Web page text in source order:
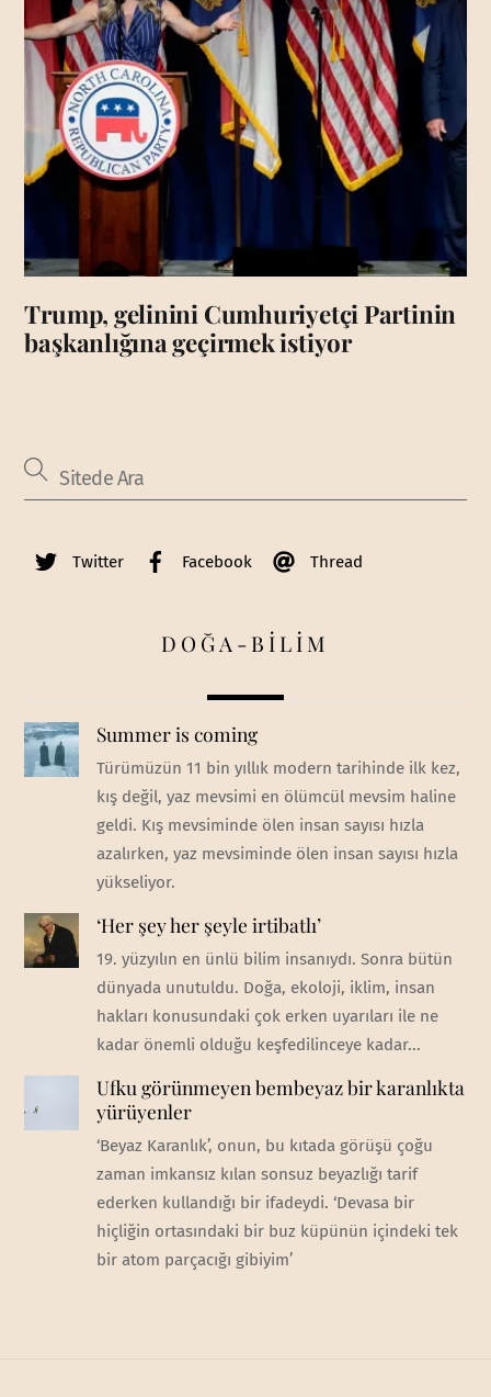
Trump, gelinini Cumhuriyetçi Partinin
başkanlığına geçirmek istiyor
Twitter Facebook Thread
DOĞA-BİLİM
Summer is coming
Türümüzün 11 bin yıllık modern tarihinde ilk kez,
kış değil, yaz mevsimi en ölümcül mevsim haline
geldi. Kış mevsiminde ölen insan sayısı hızla
azalırken, yaz mevsiminde ölen insan sayısı hızla
yükseliyor.
‘Her şey her şeyle irtibatlı’
19. yüzyılın en ünlü bilim insanıydı. Sonra bütün
dünyada unutuldu. Doğa, ekoloji, iklim, insan
hakları konusundaki çok erken uyarıları ile ne
kadar önemli olduğu keşfedilinceye kadar...
Ufku görünmeyen bembeyaz bir karanlıkta
yürüyenler
‘Beyaz Karanlık’, onun, bu kıtada görüşü çoğu
zaman imkansız kılan sonsuz beyazlığı tarif
ederken kullandığı bir ifadeydi. ‘Devasa bir
hiçliğin ortasındaki bir buz küpünün içindeki tek
bir atom parçacığı gibiyim’